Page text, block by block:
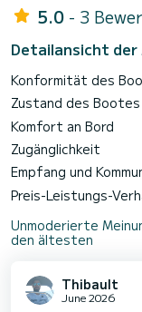
5.0 - 3
Detailansicht der
Konformität des
Zustand des Bootes
Komfort an Bord
Zugänglichkeit
Empfang und
Preis-Leistungs-
Unmoderierte
den ältesten
Thibault
June 2026